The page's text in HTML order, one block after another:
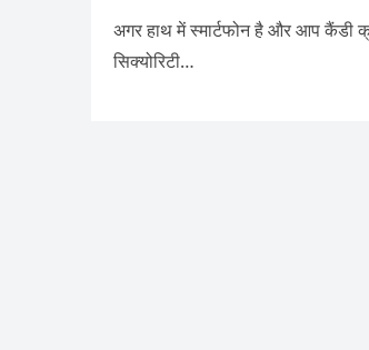
अगर हाथ में स्‍मार्टफोन है और आप
सिक्‍योरिटी…